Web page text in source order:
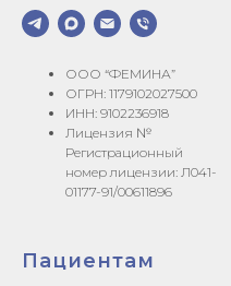
ООО “ФЕМИНА”
ОГРН: 1179102027500
ИНН: 9102236918
Лицензия №
Регистрационный
номер лицензии: Л041-
01177-91/00611896
Пациентам